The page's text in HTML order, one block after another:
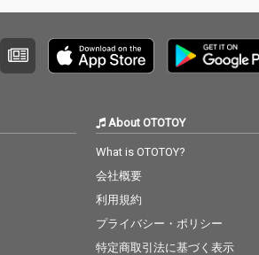
About OTOTOY
What is OTOTOY?
会社概要
利用規約
プライバシー・ポリシー
特定商取引法に基づく表示